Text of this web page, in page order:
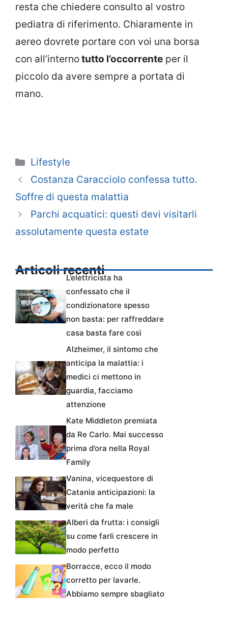
resta che chiedere consulto al vostro
pediatra di riferimento. Chiaramente in
aereo dovrete portare con voi una borsa
con all’internotutto l’occorrente per il
piccolo da avere sempre a portata di
mano.
Categorie
Lifestyle
Costanza Caracciolo confessa tutto.
Soffre di questa malattia
Parchi acquatici: questi devi visitarli
assolutamente questa estate
Articoli recenti
L’elettricista ha
confessato che il
condizionatore spesso
non basta: per raffreddare
casa basta fare così
Alzheimer, il sintomo che
anticipa la malattia: i
medici ci mettono in
guardia, facciamo
attenzione
Kate Middleton premiata
da Re Carlo. Mai successo
prima d’ora nella Royal
Family
Vanina, vicequestore di
Catania anticipazioni: la
verità che fa male
Alberi da frutta: i consigli
su come farli crescere in
modo perfetto
Borracce, ecco il modo
corretto per lavarle.
Abbiamo sempre sbagliato